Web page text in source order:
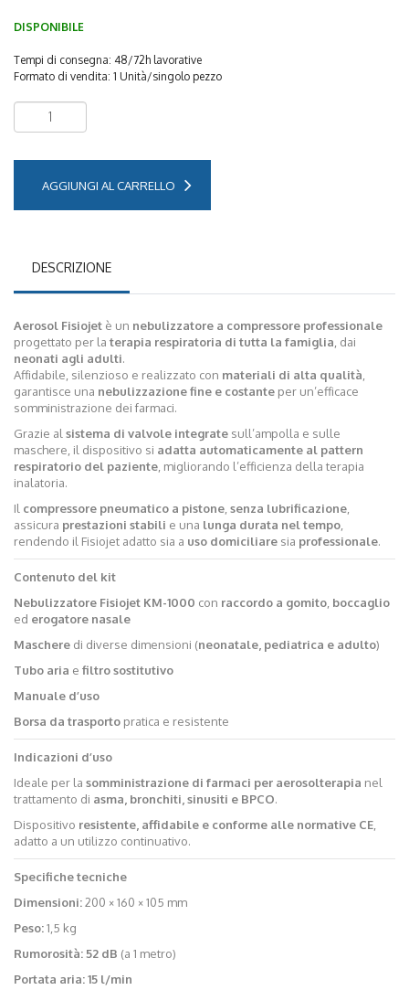
DISPONIBILE
Tempi di consegna: 48/72h lavorative
Formato di vendita: 1 Unità/singolo pezzo
AGGIUNGI AL CARRELLO
DESCRIZIONE
Aerosol Fisiojet è un nebulizzatore a compressore professionale
progettato per la terapia respiratoria di tutta la famiglia, dai
neonati agli adulti.
Affidabile, silenzioso e realizzato con materiali di alta qualità,
garantisce una nebulizzazione fine e costante per un’efficace
somministrazione dei farmaci.
Grazie alsistema di valvole integrate sull’ampolla e sulle
maschere, il dispositivo si adatta automaticamente al pattern
respiratorio del paziente, migliorando l’efficienza della terapia
inalatoria.
Il compressore pneumatico a pistone, senza lubrificazione,
assicura prestazioni stabili e una lunga durata nel tempo,
rendendo il Fisiojet adatto sia a uso domiciliare sia professionale.
Contenuto del kit
Nebulizzatore Fisiojet KM-1000 con raccordo a gomito, boccaglio
ed erogatore nasale
Maschere di diverse dimensioni (neonatale, pediatrica e adulto)
Tubo aria e filtro sostitutivo
Manuale d’uso
Borsa da trasporto pratica e resistente
Indicazioni d’uso
Ideale per la somministrazione di farmaci per aerosolterapia nel
trattamento di asma, bronchiti, sinusiti e BPCO.
Dispositivo resistente, affidabile e conforme alle normative CE,
adatto a un utilizzo continuativo.
Specifiche tecniche
Dimensioni:200 × 160 × 105 mm
Peso:1,5 kg
Rumorosità:52 dB (a 1 metro)
Portata aria:15 l/min